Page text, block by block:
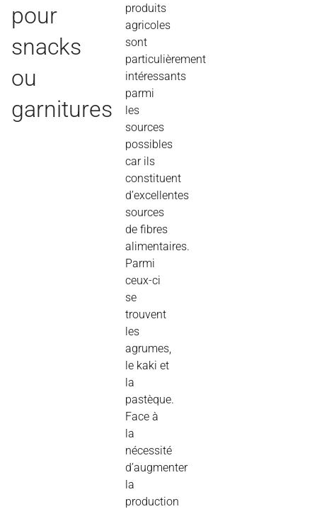
pour
snacks
ou
garnitures
produits
agricoles
sont
particulièrement
intéressants
parmi
les
sources
possibles
car ils
constituent
d’excellentes
sources
de fibres
alimentaires.
Parmi
ceux-ci
se
trouvent
les
agrumes,
le kaki et
la
pastèque.
Face à
la
nécessité
d’augmenter
la
production